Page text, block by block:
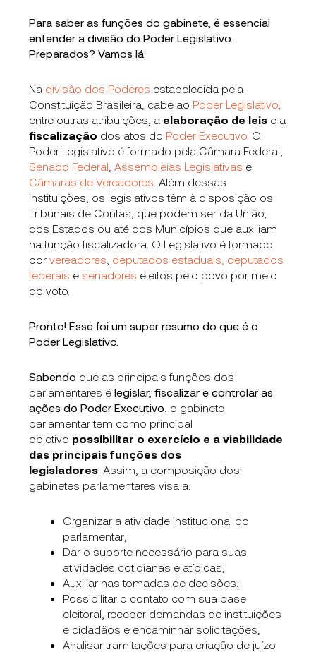
Para saber as funções do gabinete, é essencial
entender a divisão do Poder Legislativo.
Preparados? Vamos lá:
Na divisão dos Poderes estabelecida pela
Constituição Brasileira, cabe ao Poder Legislativo
entre outras atribuições, a elaboração de leis e a
fiscalização dos atos do Poder Executivo . O
Poder Legislativo é formado pela Câmara Federal,
Senado Federal Assembleias Legislativas e
Câmaras de Vereadores . Além dessas
instituições, os legislativos têm à disposição os
Tribunais de Contas, que podem ser da União,
dos Estados ou até dos Municípios que auxiliam
na função fiscalizadora. O Legislativo é formado
porvereadores deputados estaduais, deputados
federais e senadores eleitos pelo povo por meio
do voto.
Pronto! Esse foi um super resumo do que é o
Poder Legislativo.
Sabendo que as principais funções dos
parlamentares élegislar, fiscalizar e controlar as
ações do Poder Executivo , o gabinete
parlamentar tem como principal
objetivo possibilitar o exercício e a viabilidade
das principais funções dos
legisladores Assim, a composição dos
gabinetes parlamentares visa a:
Organizar a atividade institucional do
parlamentar;
Dar o suporte necessário para suas
atividades cotidianas e atípicas;
Auxiliar nas tomadas de decisões;
Possibilitar o contato com sua base
eleitoral, receber demandas de instituições
e cidadãos e encaminhar solicitações;
Analisar tramitações para criação de juízo